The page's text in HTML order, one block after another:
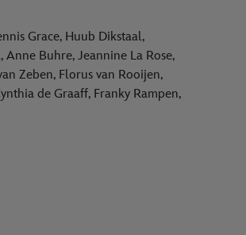
Grace, Huub Dikstaal,
Buhre, Jeannine La Rose,
Zeben, Florus van Rooijen,
de Graaff, Franky Rampen,